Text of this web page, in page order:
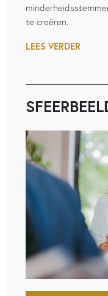
te creëren.
LEES VERDER